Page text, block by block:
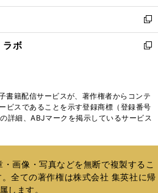
開
く
ウ
で
開
く
ン
ド
ウ
で
ウ
ィ
ン
ド
く
新
し
い
ド
ウ
で
ラボ
新
ィ
ン
ド
開
く
書籍配信サービスが、著作権者からコンテ
ビスであることを示す登録商標（登録番号
詳細、ABJマークを掲示しているサービス
画像・写真などを無断で複製するこ
全ての著作権は株式会社 集英社に帰
属します。